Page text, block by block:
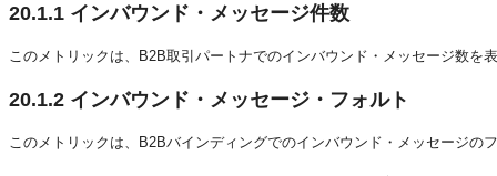
20.1.1 インバウンド・メッセージ件数
このメトリックは、B2B取引パートナでのインバウンド・メッセージ数を
20.1.2 インバウンド・メッセージ・フォルト
このメトリックは、B2Bバインディングでのインバウンド・メッセージの